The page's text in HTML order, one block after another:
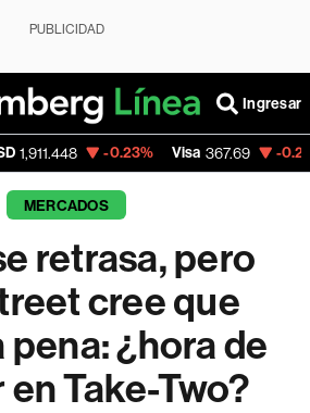
PUBLICIDAD
Ingresar
-0.23% Visa 367.69 -0.23%
MERCADOS
retrasa, pero
cree que
pena: ¿hora de
Take-Two?